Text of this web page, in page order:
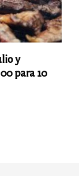
y
para 10